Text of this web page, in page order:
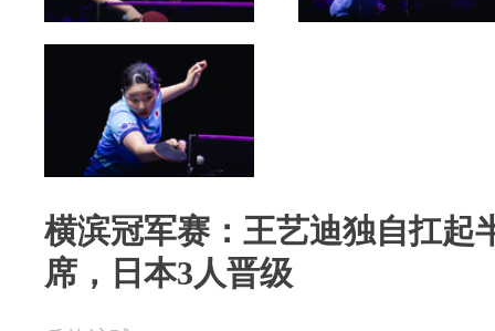
横滨冠军赛：王艺迪独自扛起
席，日本3人晋级